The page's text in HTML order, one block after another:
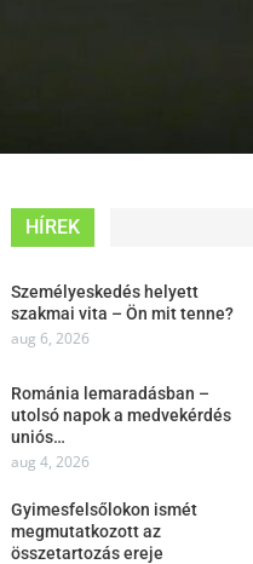
HÍREK
Személyeskedés helyett
szakmai vita – Ön mit tenne?
aug 6, 2026
Románia lemaradásban –
utolsó napok a medvekérdés
uniós…
aug 4, 2026
Gyimesfelsőlokon ismét
megmutatkozott az
összetartozás ereje